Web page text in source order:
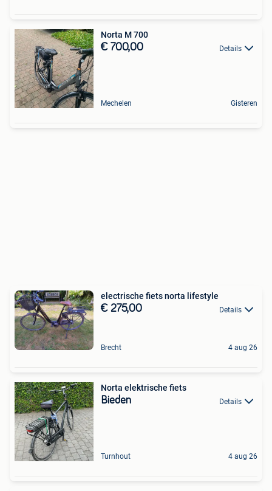
Norta M 700
€ 700,00 Details
Mechelen Gisteren
electrische fiets norta lifestyle
€ 275,00 Details
Brecht 4 aug 26
Norta elektrische fiets
Bieden Details
Turnhout 4 aug 26